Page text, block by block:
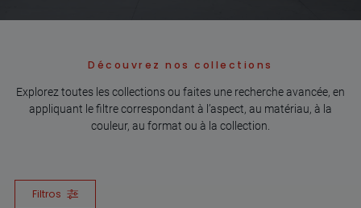
Découvrez nos collections
Explorez toutes les collections ou faites une recherche avancée, en
appliquant le filtre correspondant à l’aspect, au matériau, à la
couleur, au format ou à la collection.
Filtros